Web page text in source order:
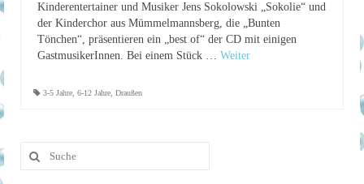
Kinderentertainer und Musiker Jens Sokolowski „Sokolie“ und
der Kinderchor aus Mümmelmannsberg, die „Bunten
Tönchen“, präsentieren ein „best of“ der CD mit einigen
GastmusikerInnen. Bei einem Stück … Weiter
3-5 Jahre 6-12 Jahre Draußen